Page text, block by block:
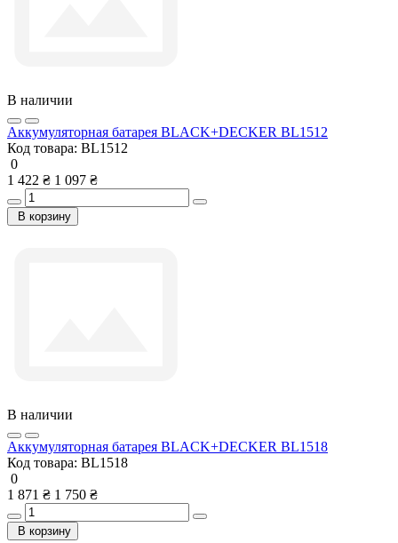
В наличии
Аккумуляторная батарея BLACK+DECKER BL1512
Код товара: BL1512
0
1 422 ₴ 1 097 ₴
В корзину
В наличии
Аккумуляторная батарея BLACK+DECKER BL1518
Код товара: BL1518
0
1 871 ₴ 1 750 ₴
В корзину